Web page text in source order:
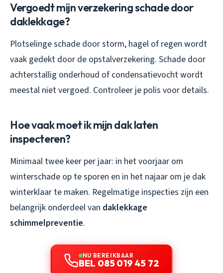
Vergoedt mijn verzekering schade door
daklekkage?
Plotselinge schade door storm, hagel of regen wordt
vaak gedekt door de opstalverzekering. Schade door
achterstallig onderhoud of condensatievocht wordt
meestal niet vergoed. Controleer je polis voor details.
Hoe vaak moet ik mijn dak laten
inspecteren?
Minimaal twee keer per jaar: in het voorjaar om
winterschade op te sporen en in het najaar om je dak
winterklaar te maken. Regelmatige inspecties zijn een
belangrijk onderdeel van daklekkage
schimmelpreventie.
NU BEREIKBAAR
BEL 085 019 45 72